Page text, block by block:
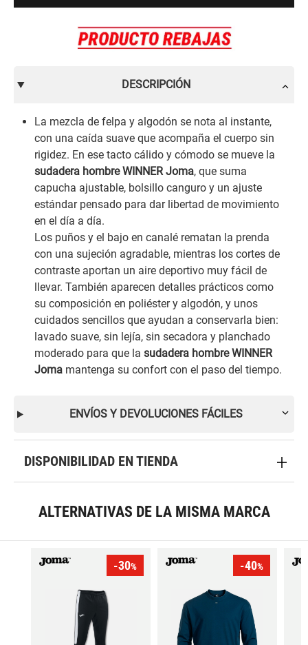
DESCRIPCIÓN
La mezcla de felpa y algodón se nota al instante,
con una caída suave que acompaña el cuerpo sin
rigidez. En ese tacto cálido y cómodo se mueve la
sudadera hombre WINNER Joma, que suma
capucha ajustable, bolsillo canguro y un ajuste
estándar pensado para dar libertad de movimiento
en el día a día.
Los puños y el bajo en canalé rematan la prenda
con una sujeción agradable, mientras los cortes de
contraste aportan un aire deportivo muy fácil de
llevar. También aparecen detalles prácticos como
su composición en poliéster y algodón, y unos
cuidados sencillos que ayudan a conservarla bien:
lavado suave, sin lejía, sin secadora y planchado
moderado para que la sudadera hombre WINNER
Joma mantenga su confort con el paso del tiempo.
ENVÍOS Y DEVOLUCIONES FÁCILES
DISPONIBILIDAD EN TIENDA
ALTERNATIVAS DE LA MISMA MARCA
-30% -40%